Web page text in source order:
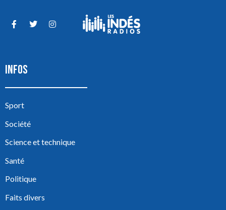
INFOS
Sport
Société
Science et technique
Santé
Politique
Faits divers